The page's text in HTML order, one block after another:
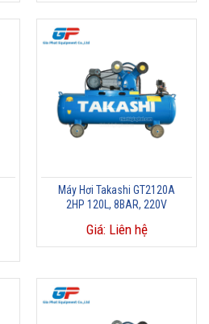
Máy Hơi Takashi GT2120A
2HP 120L, 8BAR, 220V
Giá: Liên hệ